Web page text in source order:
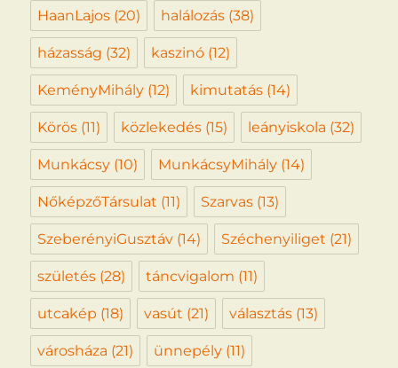
HaanLajos (20) halálozás (38)
házasság (32) kaszinó (12)
KeményMihály (12) kimutatás (14)
Körös (11) közlekedés (15) leányiskola (32)
Munkácsy (10) MunkácsyMihály (14)
NőképzőTársulat (11) Szarvas (13)
SzeberényiGusztáv (14) Széchenyiliget (21)
születés (28) táncvigalom (11)
utcakép (18) vasút (21) választás (13)
városháza (21) ünnepély (11)